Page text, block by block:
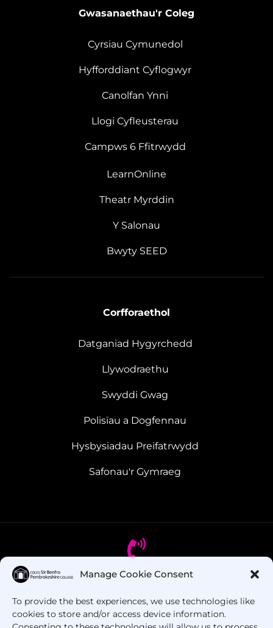
Manage Cookie Consent
To provide the best experiences, we use technologies like
cookies to store and/or access device information.
Gwasanaethau'r Coleg
Cyrsiau Cymunedol
Hyfforddiant Cyflogwyr
Canolfan Ynni
Llogi Cyfleusterau
Campws 6 Ffitrwydd
LearnOnline
Theatr Myrddin
Y Salonau
Bwyty SEED
Corfforaethol
Datganiad Hygyrchedd
Llywodraethu
Swyddi Gwag
Polisïau a Dogfennau
Hysbysiadau Preifatrwydd
Safonau'r Gymraeg
+44 1437 753 000